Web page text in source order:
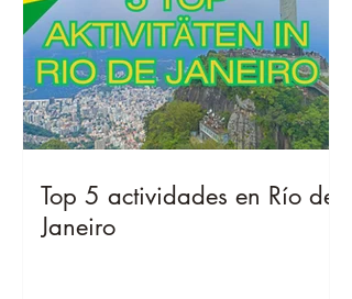
Top 5 actividades en Río de
Janeiro